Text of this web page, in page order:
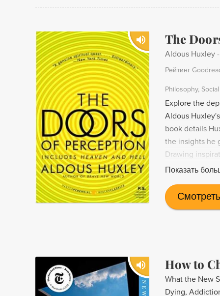
The
Aldous Huxley -
Рейтинг
Philosophy
Explore the
Aldous
book details
the insights he
Drawing
reflections on
Показать
How to
What the New
Dying,